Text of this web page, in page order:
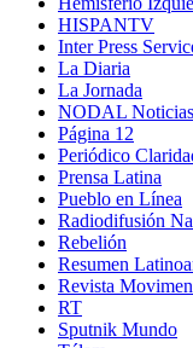
HISPANTV
Inter Press
La Diaria
La Jornada
NODAL
Página 12
Periódico
Prensa Latina
Pueblo en Línea
Radiodifusión
Rebelión
Resumen
Revista
RT
Sputnik Mundo